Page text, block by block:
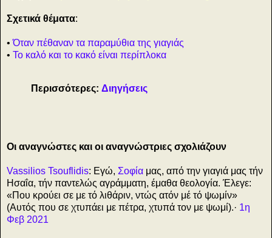
Σχετικά θέματα:
•Όταν πέθαναν τα παραμύθια της γιαγιάς
• Το καλό και το κακό είναι περίπλοκα
Περισσότερες: Διηγήσεις
Οι αναγνώστες και οι αναγνώστριες σχολιάζουν
Vassilios Tsouflidis: Εγώ, Σοφία μας, από την γιαγιά μας τήν
Ησαΐα, τήν παντελώς αγράμματη, έμαθα θεολογία. Έλεγε:
«Που κρούει σε με τό λιθάριν, ντώς ατόν μέ τό ψωμίν»
(Αυτός που σε χτυπάει με πέτρα, χτυπά τον με ψωμί).· 1η
Φεβ 2021